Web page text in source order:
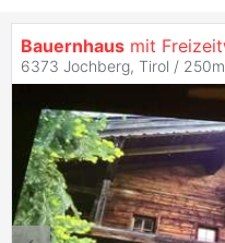
Bauernhaus mit
6373 Jochberg, Tirol /